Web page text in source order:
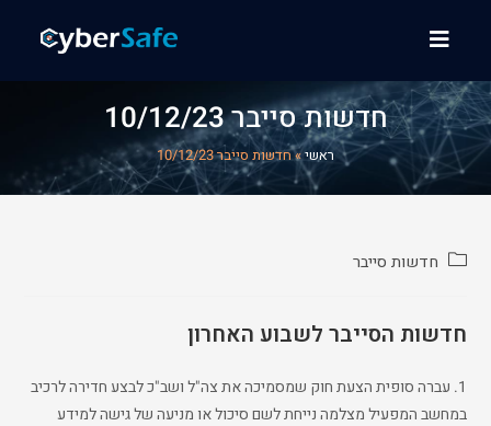
חדשות סייבר 10/12/23
ראשי»חדשות סייבר 10/12/23
חדשות סייבר
חדשות הסייבר לשבוע האחרון
1. עברה סופית הצעת חוק שמסמיכה את צה"ל ושב"כ לבצע חדירה לרכיב
במחשב המפעיל מצלמה נייחת לשם סיכול או מניעה של גישה למידע